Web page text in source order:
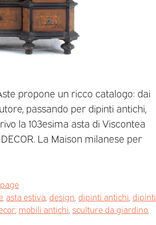
propone un ricco catalogo: dai
passando per dipinti antichi,
la 103esima asta di Viscontea
La Maison milanese per
, asta estiva design dipinti antichi dipinti
mobili antichi sculture da giardino,